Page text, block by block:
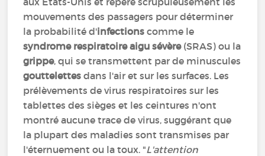
mouvements des passagers pour déterminer
la probabilité d'infections comme le
syndrome respiratoire aigu sévère(SRAS) ou la
grippe, qui se transmettent par de minuscules
gouttelettes dans l'air et sur les surfaces. Les
prélèvements de virus respiratoires sur les
tablettes des sièges et les ceintures n'ont
montré aucune trace de virus, suggérant que
la plupart des maladies sont transmises par
l'éternuement ou la toux. "L'attention